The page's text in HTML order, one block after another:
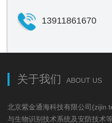
13911861670
关于我们 ABOUT US
北京紫金通海科技有限公司(zijin
与生物识别技术系统及安防技术